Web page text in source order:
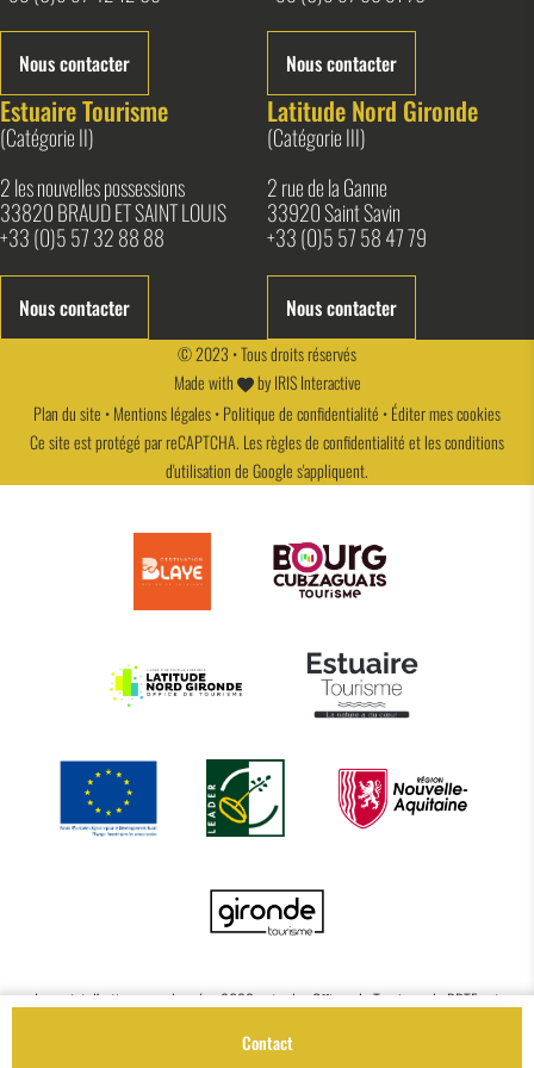
Contact
Nous contacter Nous contacter
Estuaire Tourisme
(Catégorie II)
2 les nouvelles possessions
33820 BRAUD ET SAINT LOUIS
+33 (0)5 57 32 88 88
Nous contacter
Latitude Nord Gironde
(Catégorie III)
2 rue de la Ganne
33920 Saint Savin
+33 (0)5 57 58 47 79
Nous contacter
© 2023 • Tous droits réservés
Made with
byIRIS Interactive
Plan du site •Mentions légales•Politique de confidentialité •Éditer mes cookies
Ce site est protégé par reCAPTCHA. Lesrègles de confidentialitéet lesconditions
d'utilisationde Google s'appliquent.
Le projet d’actions coordonnées 2022 entre les Offices de Tourisme de BBTE est
72 114.38€.